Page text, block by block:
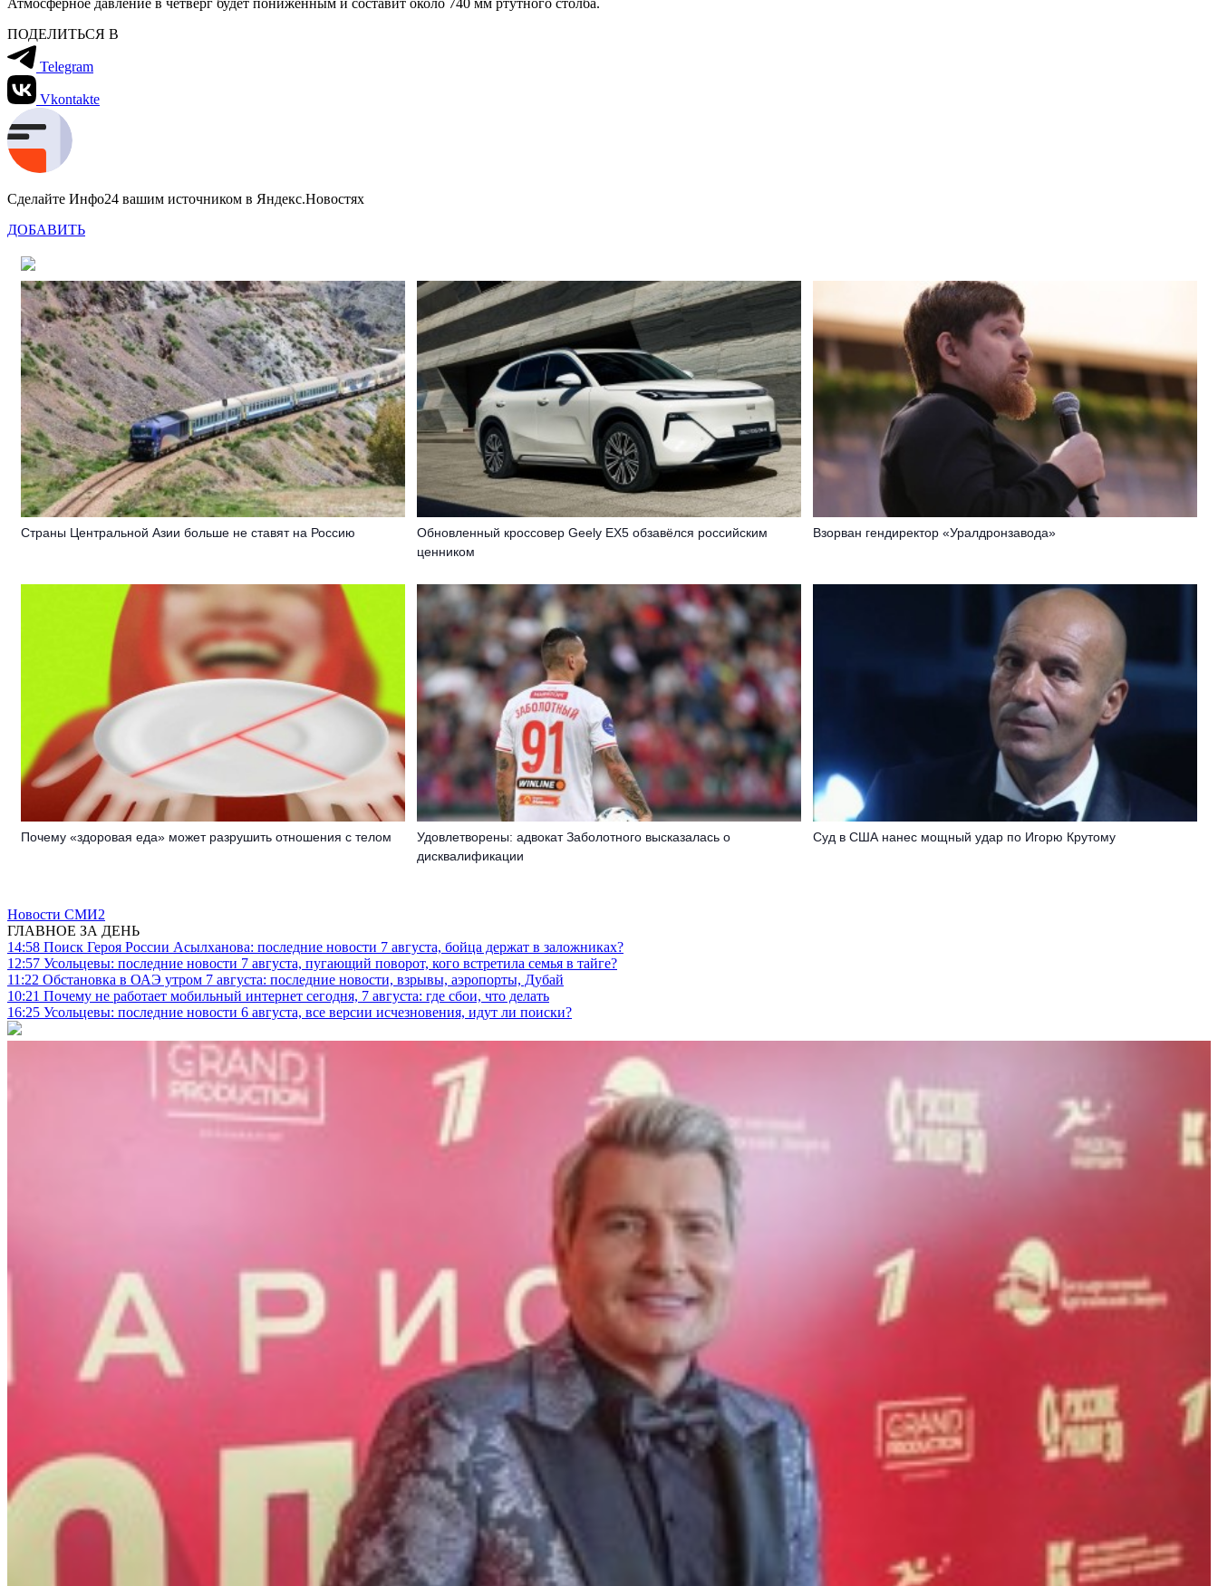
ПОДЕЛИТЬСЯ В
Telegram
Vkontakte
Сделайте Инфо24 вашим источником в Яндекс.Новостях
ДОБАВИТЬ
Страны Центральной Азии больше не ставят на Россию
Обновленный кроссовер Geely EX5 обзавёлся российским
ценником
Взорван гендиректор «Уралдронзавода»
Почему «здоровая еда» может разрушить отношения с телом
Удовлетворены: адвокат Заболотного высказалась о
дисквалификации
Суд в США нанес мощный удар по Игорю Крутому
Новости СМИ2
ГЛАВНОЕ ЗА ДЕНЬ
14:58 Поиск Героя России Асылханова: последние новости 7 августа, бойца держат в заложниках?
12:57 Усольцевы: последние новости 7 августа, пугающий поворот, кого встретила семья в тайге?
11:22 Обстановка в ОАЭ утром 7 августа: последние новости, взрывы, аэропорты, Дубай
10:21 Почему не работает мобильный интернет сегодня, 7 августа: где сбои, что делать
16:25 Усольцевы: последние новости 6 августа, все версии исчезновения, идут ли поиски?